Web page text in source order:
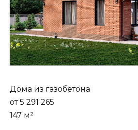
Дома из газобетона
от 5 291 265
147 м²